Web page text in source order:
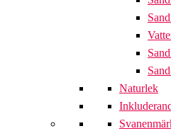
Naturlek